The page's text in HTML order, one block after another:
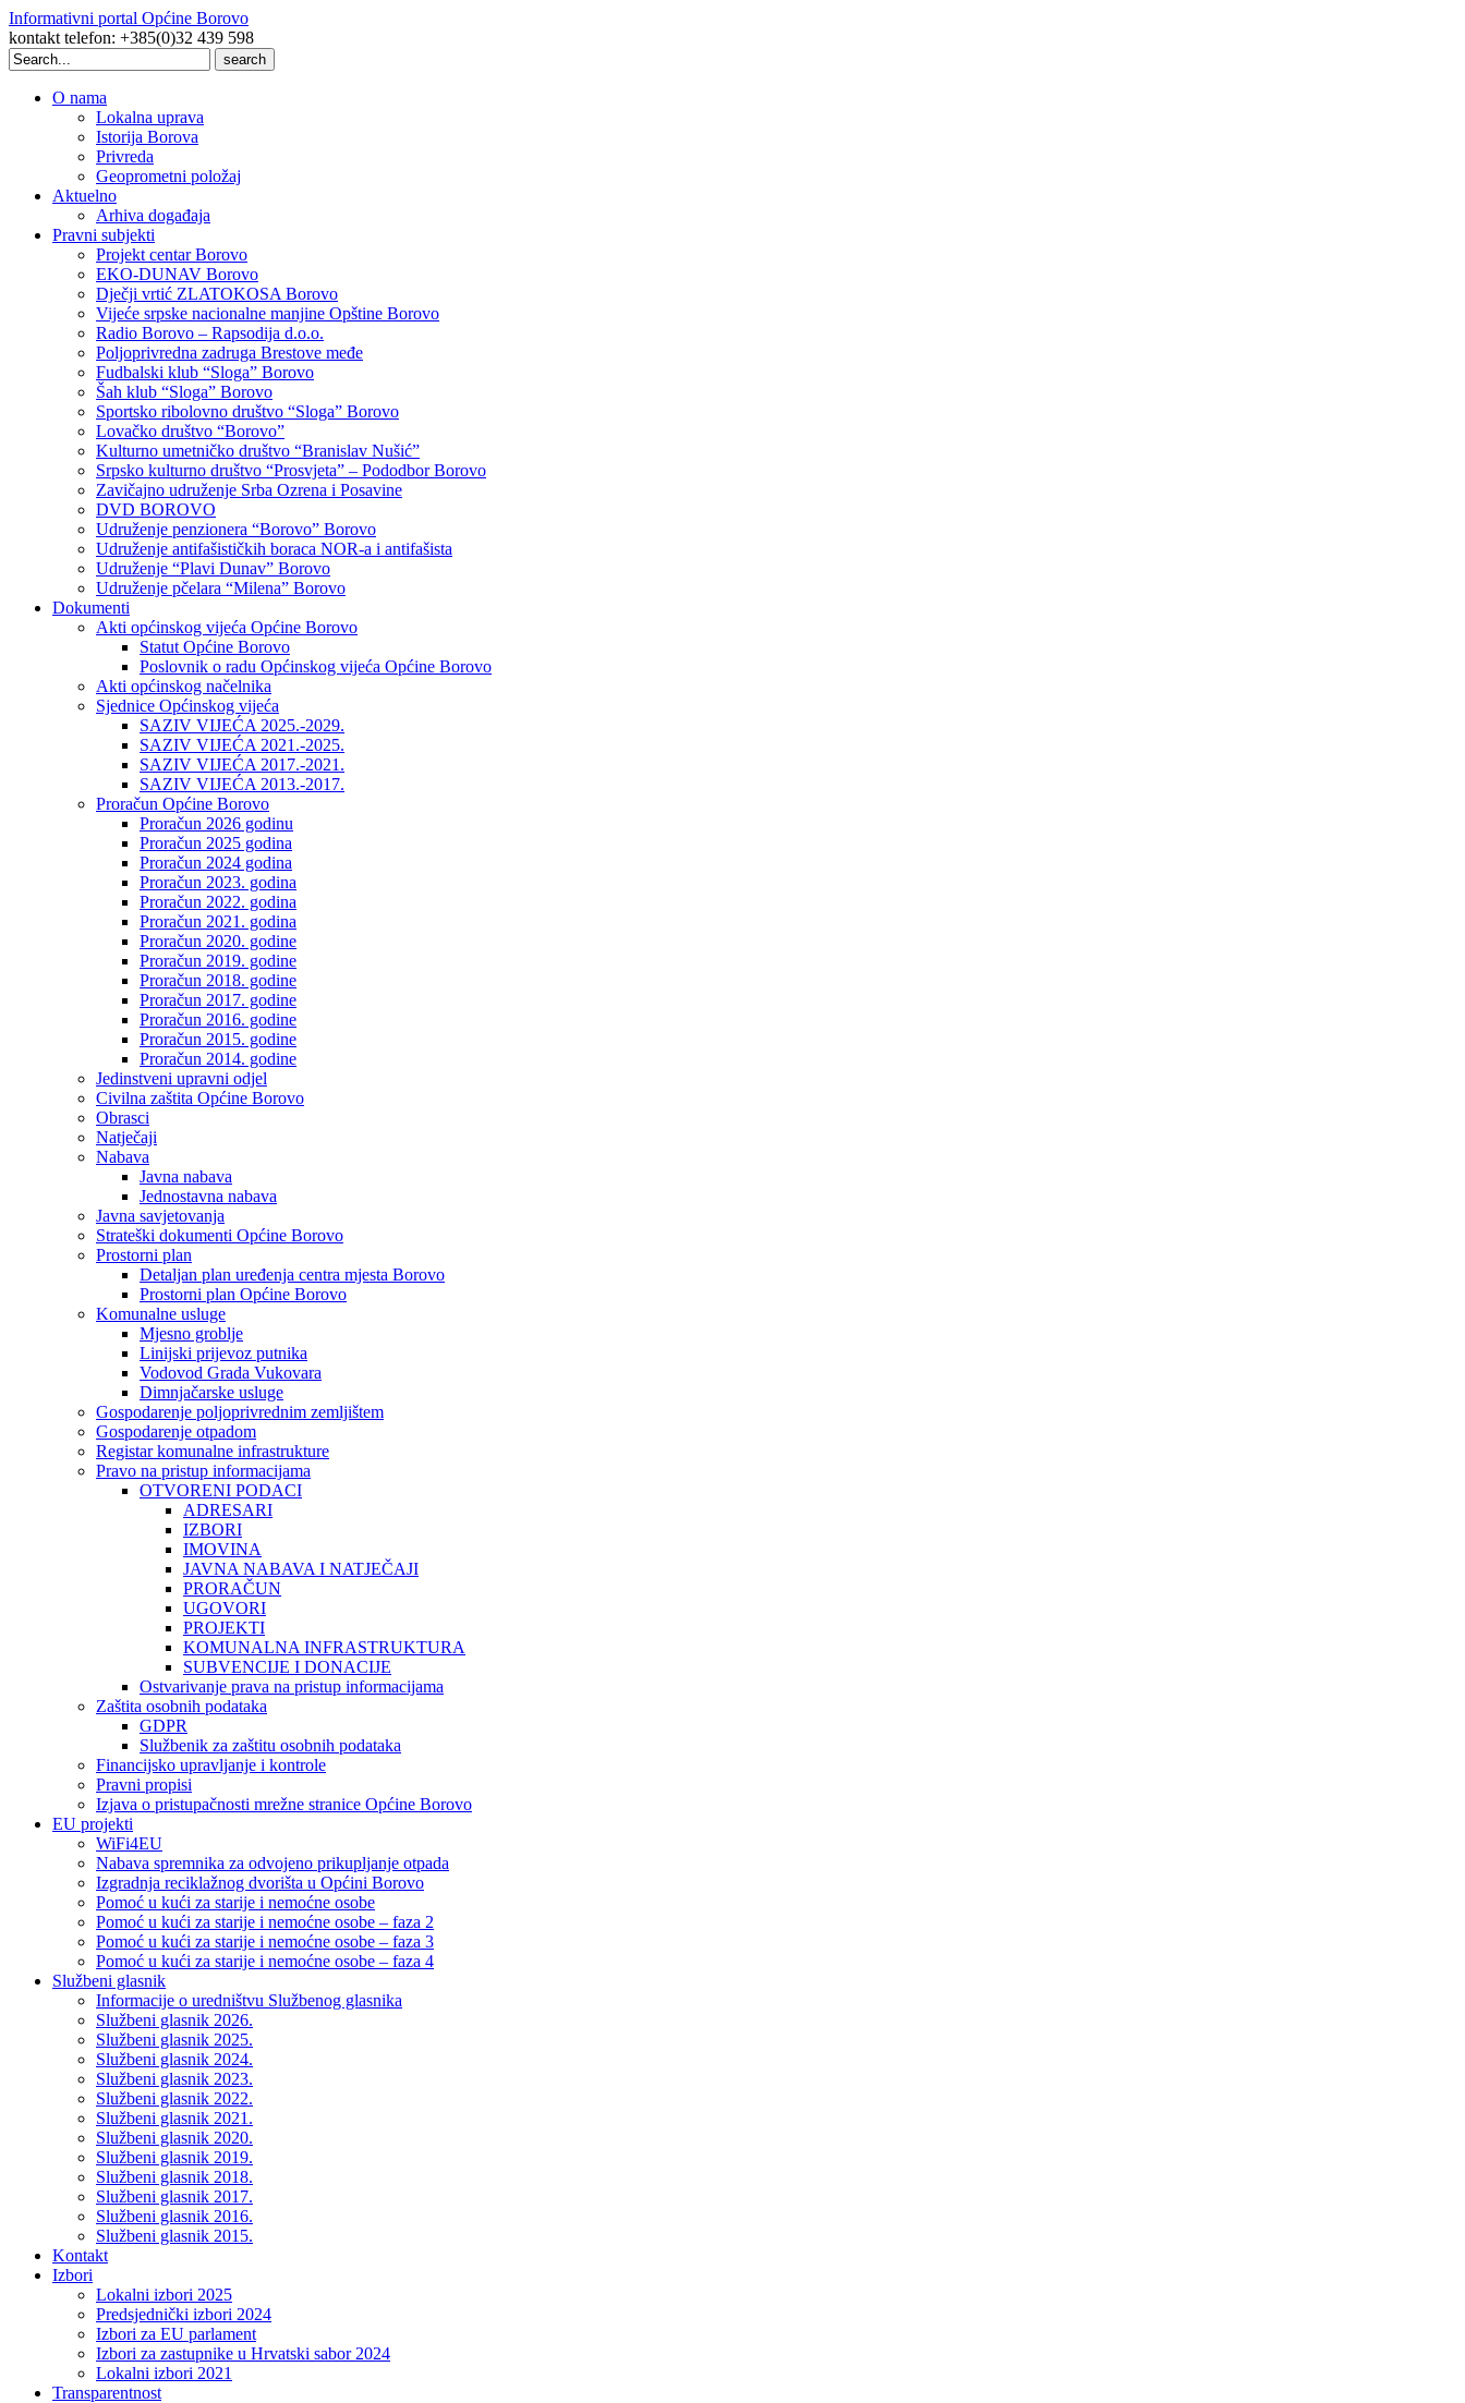
Informativni portal Općine Borovo
kontakt telefon: +385(0)32 439 598
Search
for:
O nama
Lokalna uprava
Istorija Borova
Privreda
Geoprometni položaj
Aktuelno
Arhiva događaja
Pravni subjekti
Projekt centar Borovo
EKO-DUNAV Borovo
Dječji vrtić ZLATOKOSA Borovo
Vijeće srpske nacionalne manjine Opštine Borovo
Radio Borovo – Rapsodija d.o.o.
Poljoprivredna zadruga Brestove međe
Fudbalski klub “Sloga” Borovo
Šah klub “Sloga” Borovo
Sportsko ribolovno društvo “Sloga” Borovo
Lovačko društvo “Borovo”
Kulturno umetničko društvo “Branislav Nušić”
Srpsko kulturno društvo “Prosvjeta” – Pododbor Borovo
Zavičajno udruženje Srba Ozrena i Posavine
DVD BOROVO
Udruženje penzionera “Borovo” Borovo
Udruženje antifašističkih boraca NOR-a i antifašista
Udruženje “Plavi Dunav” Borovo
Udruženje pčelara “Milena” Borovo
Dokumenti
Akti općinskog vijeća Općine Borovo
Statut Općine Borovo
Poslovnik o radu Općinskog vijeća Općine Borovo
Akti općinskog načelnika
Sjednice Općinskog vijeća
SAZIV VIJEĆA 2025.-2029.
SAZIV VIJEĆA 2021.-2025.
SAZIV VIJEĆA 2017.-2021.
SAZIV VIJEĆA 2013.-2017.
Proračun Općine Borovo
Proračun 2026 godinu
Proračun 2025 godina
Proračun 2024 godina
Proračun 2023. godina
Proračun 2022. godina
Proračun 2021. godina
Proračun 2020. godine
Proračun 2019. godine
Proračun 2018. godine
Proračun 2017. godine
Proračun 2016. godine
Proračun 2015. godine
Proračun 2014. godine
Jedinstveni upravni odjel
Civilna zaštita Općine Borovo
Obrasci
Natječaji
Nabava
Javna nabava
Jednostavna nabava
Javna savjetovanja
Strateški dokumenti Općine Borovo
Prostorni plan
Detaljan plan uređenja centra mjesta Borovo
Prostorni plan Općine Borovo
Komunalne usluge
Mjesno groblje
Linijski prijevoz putnika
Vodovod Grada Vukovara
Dimnjačarske usluge
Gospodarenje poljoprivrednim zemljištem
Gospodarenje otpadom
Registar komunalne infrastrukture
Pravo na pristup informacijama
OTVORENI PODACI
ADRESARI
IZBORI
IMOVINA
JAVNA NABAVA I NATJEČAJI
PRORAČUN
UGOVORI
PROJEKTI
KOMUNALNA INFRASTRUKTURA
SUBVENCIJE I DONACIJE
Ostvarivanje prava na pristup informacijama
Zaštita osobnih podataka
GDPR
Službenik za zaštitu osobnih podataka
Financijsko upravljanje i kontrole
Pravni propisi
Izjava o pristupačnosti mrežne stranice Općine Borovo
EU projekti
WiFi4EU
Nabava spremnika za odvojeno prikupljanje otpada
Izgradnja reciklažnog dvorišta u Općini Borovo
Pomoć u kući za starije i nemoćne osobe
Pomoć u kući za starije i nemoćne osobe – faza 2
Pomoć u kući za starije i nemoćne osobe – faza 3
Pomoć u kući za starije i nemoćne osobe – faza 4
Službeni glasnik
Informacije o uredništvu Službenog glasnika
Službeni glasnik 2026.
Službeni glasnik 2025.
Službeni glasnik 2024.
Službeni glasnik 2023.
Službeni glasnik 2022.
Službeni glasnik 2021.
Službeni glasnik 2020.
Službeni glasnik 2019.
Službeni glasnik 2018.
Službeni glasnik 2017.
Službeni glasnik 2016.
Službeni glasnik 2015.
Kontakt
Izbori
Lokalni izbori 2025
Predsjednički izbori 2024
Izbori za EU parlament
Izbori za zastupnike u Hrvatski sabor 2024
Lokalni izbori 2021
Transparentnost